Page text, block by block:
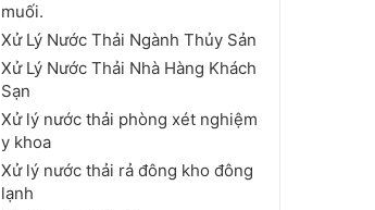
muối.
Xử Lý Nước Thải Ngành Thủy Sản
Xử Lý Nước Thải Nhà Hàng Khách
Sạn
Xử lý nước thải phòng xét nghiệm
y khoa
Xử lý nước thải rả đông kho đông
lạnh